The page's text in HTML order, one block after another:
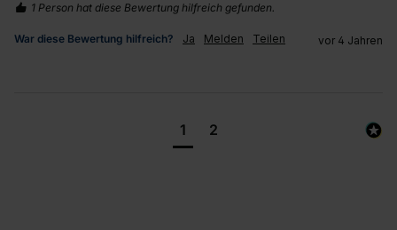
1 Person hat diese Bewertung hilfreich gefunden.
War diese Bewertung hilfreich? Ja Melden Teilen vor 4 Jahren
1 2